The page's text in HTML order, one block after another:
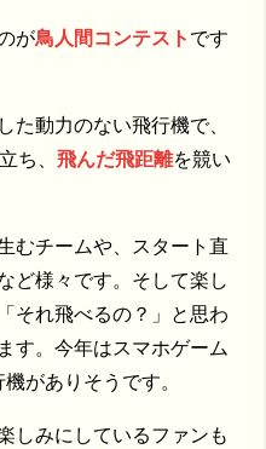
が鳥人間コンテスト です
た動力のない飛行機で、
ち、 飛んだ飛距離を競い
むチームや、スタート直
ど様々です。そして楽し
それ飛べるの？」と思わ
す。今年はスマホゲーム
がありそうです。
しみにしているファンも